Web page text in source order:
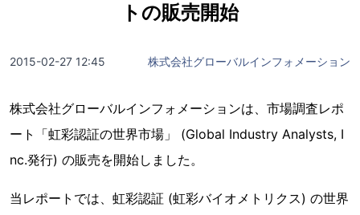
トの販売開始
2015-02-27 12:45 株式会社グローバルインフォメーション
株式会社グローバルインフォメーションは、市場調査レポ
ート「虹彩認証の世界市場」 (Global Industry Analysts, I
nc.発行) の販売を開始しました。
当レポートでは、虹彩認証 (虹彩バイオメトリクス) の世界